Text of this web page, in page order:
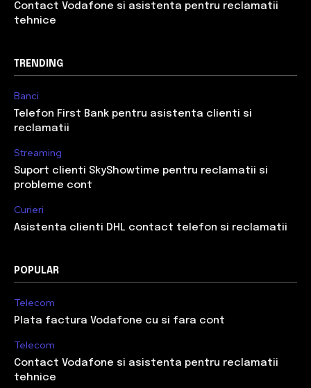
Contact Vodafone si asistenta pentru reclamatii
tehnice
TRENDING
Banci
Telefon First Bank pentru asistenta clienti si
reclamatii
Streaming
Suport clienti SkyShowtime pentru reclamatii si
probleme cont
Curieri
Asistenta clienti DHL contact telefon si reclamatii
POPULAR
Telecom
Plata factura Vodafone cu si fara cont
Telecom
Contact Vodafone si asistenta pentru reclamatii
tehnice